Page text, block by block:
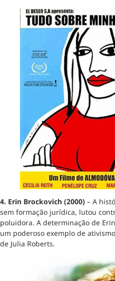
4. Erin Brockovich (2000) – A
sem formação jurídica, lutou
poluidora. A determinação de
um poderoso exemplo de
de Julia Roberts.